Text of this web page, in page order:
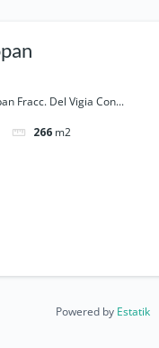
Fracc. Del Vigia Con...
266 m2
Powered by Estatik